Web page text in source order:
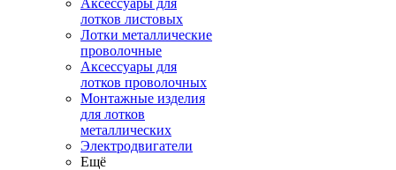
Аксессуары для
лотков листовых
Лотки металлические
проволочные
Аксессуары для
лотков проволочных
Монтажные изделия
для лотков
металлических
Электродвигатели
Ещё